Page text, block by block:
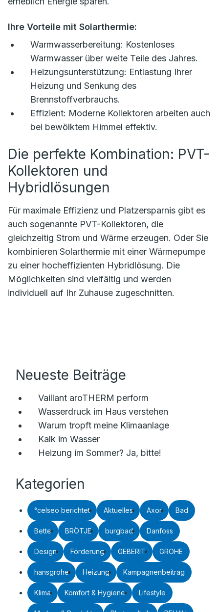
Ihre Vorteile mit Solarthermie:
Warmwasserbereitung: Kostenloses
Warmwasser über weite Teile des Jahres.
Heizungsunterstützung: Entlastung Ihrer
Heizung und Senkung des
Brennstoffverbrauchs.
Effizient: Moderne Kollektoren arbeiten auch
bei bewölktem Himmel effektiv.
Die perfekte Kombination: PVT-
Kollektoren und
Hybridlösungen
Für maximale Effizienz und Platzersparnis gibt es
auch sogenannte PVT-Kollektoren, die
gleichzeitig Strom und Wärme erzeugen. Oder Sie
kombinieren Solarthermie mit einer Wärmepumpe
zu einer hocheffizienten Hybridlösung. Die
Möglichkeiten sind vielfältig und werden
individuell auf Ihr Zuhause zugeschnitten.
Neueste Beiträge
Vaillant aroTHERM perform
Wasserdruck im Haus verstehen
Warum tropft meine Klimaanlage
Kalk im Wasser
Heizung im Sommer? Ja, bitte!
Kategorien
°celseo berichtet Aktuelles Axor Bad
Bette BRÖTJE burgbad Danfoss
Design Förderung GEBERIT GROHE
hansgrohe Heizung Kampagnenbeitrag
Klima Komfort & Hygiene Lifestyle